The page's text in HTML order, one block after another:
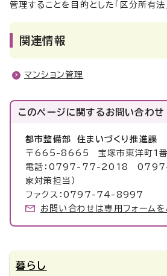
管理することを目的とした「区分所有法
関連情報
マンション管理
このページに関するお問い合わせ
都市整備部 住まいづくり推進課
〒665-8665 宝塚市東洋町1
電話：0797-77-2018
家対策担当）
ファクス：0797-74-8997
お問い合わせは専用フォームを
暮らし